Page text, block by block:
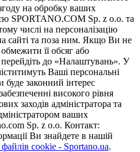
на обробку ваших
SPORTANO.COM Sp. z o.o. та
числі на персоналізацію
сайті та поза ним. Якщо Ви не
її обсяг або
до «Налаштувань». У
Ваші персональні
буде законний інтерес
високого рівня
заходів адміністратора та
ваших
Sp. z o.o. Контакт:
Ви знайдете в нашій
cookie - Sportano.ua.